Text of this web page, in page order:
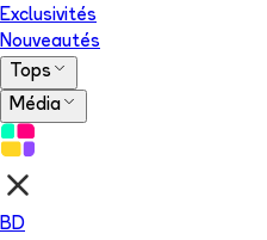
Exclusivités
Nouveautés
Tops
Média
BD